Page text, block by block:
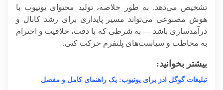
تشخیص می‌دهد. به طور خلاصه، تولید محتوای یوتیوب با
هوش مصنوعی می‌تواند مسیر پایداری برای رشد کانال و
درآمدسازی باشد — به شرطی که با دقت، خلاقیت و احترام
به مخاطب و سیاست‌های پلتفرم حرکت کنی.
بیشتر بخوانید:
تبلیغات گوگل ادز برای یوتیوب: یک راهنمای کامل و مفصل